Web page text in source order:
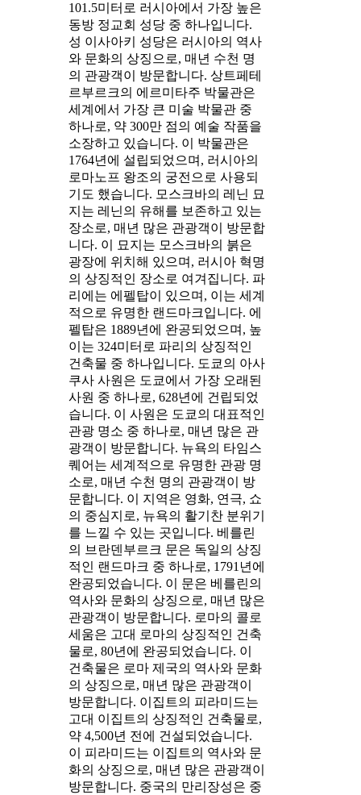
101.5미터로 러시아에서 가장 높은
동방 정교회 성당 중 하나입니다.
성 이사아키 성당은 러시아의 역사
와 문화의 상징으로, 매년 수천 명
의 관광객이 방문합니다. 상트페테
르부르크의 에르미타주 박물관은
세계에서 가장 큰 미술 박물관 중
하나로, 약 300만 점의 예술 작품을
소장하고 있습니다. 이 박물관은
1764년에 설립되었으며, 러시아의
로마노프 왕조의 궁전으로 사용되
기도 했습니다. 모스크바의 레닌 묘
지는 레닌의 유해를 보존하고 있는
장소로, 매년 많은 관광객이 방문합
니다. 이 묘지는 모스크바의 붉은
광장에 위치해 있으며, 러시아 혁명
의 상징적인 장소로 여겨집니다. 파
리에는 에펠탑이 있으며, 이는 세계
적으로 유명한 랜드마크입니다. 에
펠탑은 1889년에 완공되었으며, 높
이는 324미터로 파리의 상징적인
건축물 중 하나입니다. 도쿄의 아사
쿠사 사원은 도쿄에서 가장 오래된
사원 중 하나로, 628년에 건립되었
습니다. 이 사원은 도쿄의 대표적인
관광 명소 중 하나로, 매년 많은 관
광객이 방문합니다. 뉴욕의 타임스
퀘어는 세계적으로 유명한 관광 명
소로, 매년 수천 명의 관광객이 방
문합니다. 이 지역은 영화, 연극, 쇼
의 중심지로, 뉴욕의 활기찬 분위기
를 느낄 수 있는 곳입니다. 베를린
의 브란덴부르크 문은 독일의 상징
적인 랜드마크 중 하나로, 1791년에
완공되었습니다. 이 문은 베를린의
역사와 문화의 상징으로, 매년 많은
관광객이 방문합니다. 로마의 콜로
세움은 고대 로마의 상징적인 건축
물로, 80년에 완공되었습니다. 이
건축물은 로마 제국의 역사와 문화
의 상징으로, 매년 많은 관광객이
방문합니다. 이집트의 피라미드는
고대 이집트의 상징적인 건축물로,
약 4,500년 전에 건설되었습니다.
이 피라미드는 이집트의 역사와 문
화의 상징으로, 매년 많은 관광객이
방문합니다. 중국의 만리장성은 중